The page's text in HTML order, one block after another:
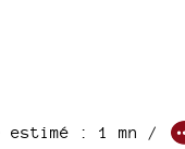
estimé : 1 mn /